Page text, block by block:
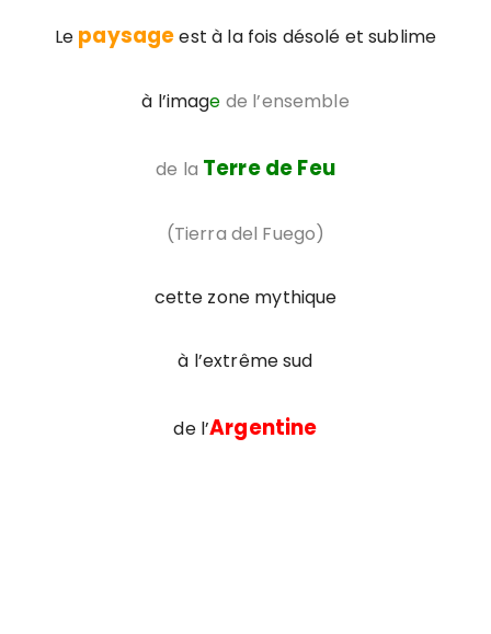
Le paysageest à la fois désolé et sublime
à l’image de l’ensemble
de la Terre de Feu
(Tierra del Fuego)
cette zone mythique
à l’extrême sud
de l’Argentine